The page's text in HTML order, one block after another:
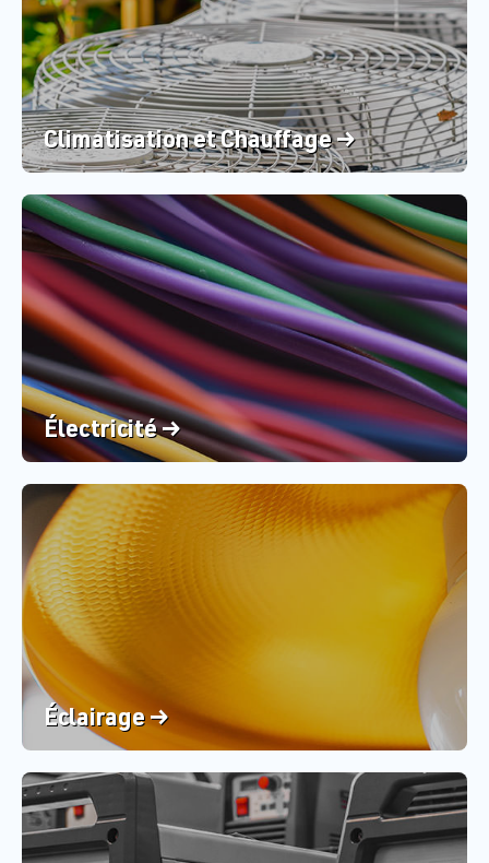
Climatisation et Chauffage →
Électricité →
Éclairage →